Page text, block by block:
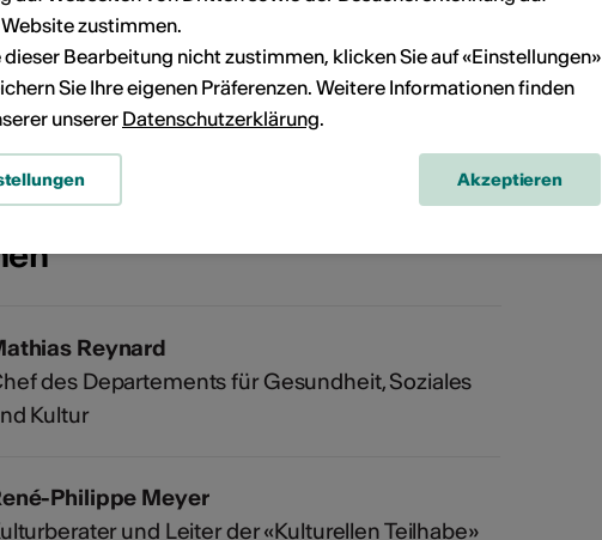
Kein Durchführungsdatum
Ihrem persönlichen Kalender hinzuzufügen.
Reynard
des Departements für Gesundheit, Soziales
Kultur
Philippe Meyer
und Leiter der «Kulturellen Teilhabe»
zustimmen.
dieser Bearbeitung nicht zustimmen, klicken Sie auf «Einstellungen»
Sie Ihre eigenen Präferenzen. Weitere Informationen finden
unserer Datenschutzerklärung.
Akzeptieren